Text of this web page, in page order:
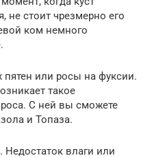
не стоит чрезмерно его
ком немного
или росы на фуксии.
такое
С ней вы сможете
и Топаза.
Недостаток влаги или